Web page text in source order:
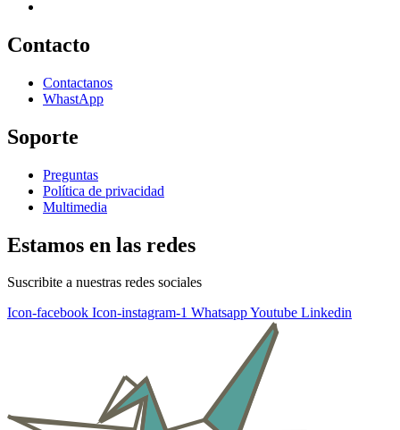
Contacto
Contactanos
WhastApp
Soporte
Preguntas
Política de privacidad
Multimedia
Estamos en las redes
Suscribite a nuestras redes sociales
Icon-facebook Icon-instagram-1 WhatsappYoutube Linkedin